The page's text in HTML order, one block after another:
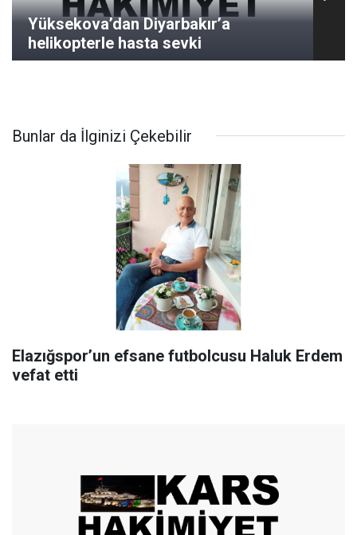
Yüksekova’dan Diyarbakır’a
helikopterle hasta sevki
Bunlar da İlginizi Çekebilir
Elazığspor’un efsane futbolcusu Haluk Erdem
vefat etti